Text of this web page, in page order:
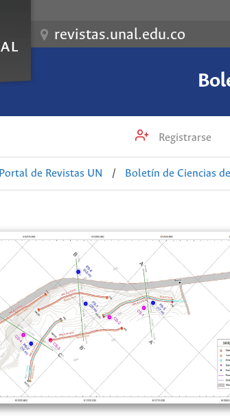
revistas.unal.edu.co
Registrarse
Portal de Revistas UN / Boletín de Ciencias